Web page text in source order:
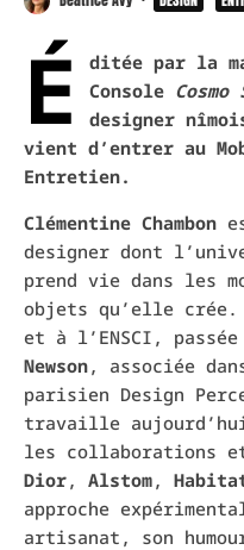
É ditée par la
Console
designer
vient d’entrer au
Entretien.
Clémentine Chambon
designer dont
prend vie dans les
objets qu’elle crée.
et à l’ENSCI,
Newson, associée
parisien Design
travaille
les collaborations
Dior, Alstom,
approche
artisanat, son